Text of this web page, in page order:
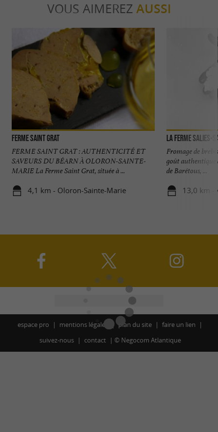
VOUS AIMEREZ AUSSI
Ferme Saint Grat
FERME SAINT GRAT : AUTHENTICITÉ ET
SAVEURS DU BÉARN À OLORON-SAINTE-
MARIE La Ferme Saint Grat, située à ...
4,1 km - Oloron-Sainte-Marie
La Ferme Salies-
Fromage de
goût authentique
de Barétous, ...
13,0 km -
espace pro mentions légales plan du site
faire un lien
suivez-nous
contact © Negocom Atlantique